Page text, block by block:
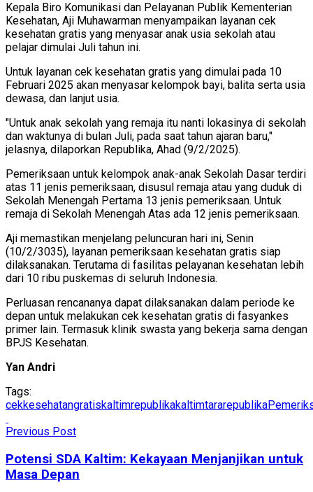
Kepala Biro Komunikasi dan Pelayanan Publik Kementerian
Kesehatan, Aji Muhawarman menyampaikan layanan cek
kesehatan gratis yang menyasar anak usia sekolah atau
pelajar dimulai Juli tahun ini.
Untuk layanan cek kesehatan gratis yang dimulai pada 10
Februari 2025 akan menyasar kelompok bayi, balita serta usia
dewasa, dan lanjut usia.
"Untuk anak sekolah yang remaja itu nanti lokasinya di sekolah
dan waktunya di bulan Juli, pada saat tahun ajaran baru,"
jelasnya, dilaporkan Republika, Ahad (9/2/2025).
Pemeriksaan untuk kelompok anak-anak Sekolah Dasar terdiri
atas 11 jenis pemeriksaan, disusul remaja atau yang duduk di
Sekolah Menengah Pertama 13 jenis pemeriksaan. Untuk
remaja di Sekolah Menengah Atas ada 12 jenis pemeriksaan.
Aji memastikan menjelang peluncuran hari ini, Senin
(10/2/3035), layanan pemeriksaan kesehatan gratis siap
dilaksanakan. Terutama di fasilitas pelayanan kesehatan lebih
dari 10 ribu puskemas di seluruh Indonesia.
Perluasan rencananya dapat dilaksanakan dalam periode ke
depan untuk melakukan cek kesehatan gratis di fasyankes
primer lain. Termasuk klinik swasta yang bekerja sama dengan
BPJS Kesehatan.
Yan Andri
Tags:
cekkesehatangratiskaltimrepublikakaltimtararepublika
Previous Post
Potensi SDA Kaltim: Kekayaan Menjanjikan untuk
Masa Depan